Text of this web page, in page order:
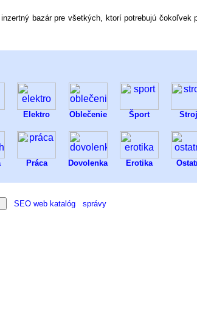
bazár pre všetkých, ktorí potrebujú
Elektro Oblečenie Šport
Práca Dovolenka Erotika
SEO web katalóg správy